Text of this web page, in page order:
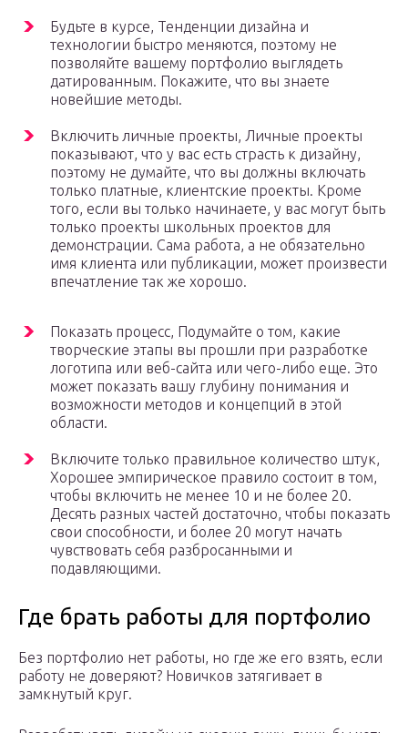
Будьте в курсе, Тенденции дизайна и
технологии быстро меняются, поэтому не
позволяйте вашему портфолио выглядеть
датированным. Покажите, что вы знаете
новейшие методы.
Включить личные проекты, Личные проекты
показывают, что у вас есть страсть к дизайну,
поэтому не думайте, что вы должны включать
только платные, клиентские проекты. Кроме
того, если вы только начинаете, у вас могут быть
только проекты школьных проектов для
демонстрации. Сама работа, а не обязательно
имя клиента или публикации, может произвести
впечатление так же хорошо.
Показать процесс, Подумайте о том, какие
творческие этапы вы прошли при разработке
логотипа или веб-сайта или чего-либо еще. Это
может показать вашу глубину понимания и
возможности методов и концепций в этой
области.
Включите только правильное количество штук,
Хорошее эмпирическое правило состоит в том,
чтобы включить не менее 10 и не более 20.
Десять разных частей достаточно, чтобы показать
свои способности, и более 20 могут начать
чувствовать себя разбросанными и
подавляющими.
Где брать работы для портфолио
Без портфолио нет работы, но где же его взять, если
работу не доверяют? Новичков затягивает в
замкнутый круг.